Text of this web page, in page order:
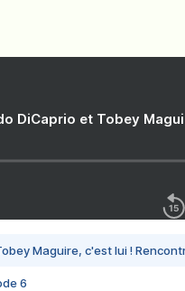
DiCaprio et Tobey
Maguire, c'est lui !
6